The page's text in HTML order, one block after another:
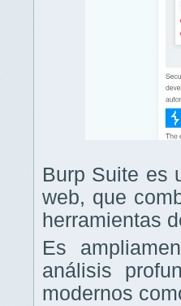
Burp Suite es
web, que
herramientas
Es
análisis
modernos